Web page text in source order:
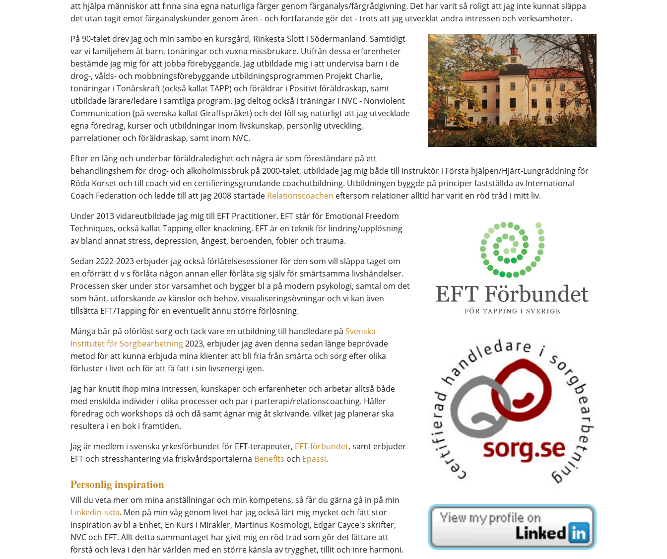
att hjälpa människor att finna sina egna naturliga färger genom färganalys/färgrådgivning. Det har varit så roligt att jag inte kunnat släppa
det utan tagit emot färganalyskunder genom åren - och fortfarande gör det - trots att jag utvecklat andra intressen och verksamheter.
På 90-talet drev jag och min sambo en kursgård, Rinkesta Slott i Södermanland. Samtidigt
var vi familjehem åt barn, tonåringar och vuxna missbrukare. Utifrån dessa erfarenheter
bestämde jag mig för att jobba förebyggande. Jag utbildade mig i att undervisa barn i de
drog-, vålds- och mobbningsförebyggande utbildningsprogrammen Projekt Charlie,
tonåringar i Tonårskraft (också kallat TAPP) och föräldrar i Positivt föräldraskap, samt
utbildade lärare/ledare i samtliga program. Jag deltog också i träningar i NVC - Nonviolent
Communication (på svenska kallat Giraffspråket) och det föll sig naturligt att jag utvecklade
egna föredrag, kurser och utbildningar inom livskunskap, personlig utveckling,
parrelationer och föräldraskap, samt inom NVC.
Efter en lång och underbar föräldraledighet och några år som föreståndare på ett
behandlingshem för drog- och alkoholmissbruk på 2000-talet, utbildade jag mig både till instruktör i Första hjälpen/Hjärt-Lungräddning för
Röda Korset och till coach vid en certifieringsgrundande coachutbildning. Utbildningen byggde på principer fastställda av International
Coach Federation och ledde till att jag 2008 startade Relationscoachen eftersom relationer alltid har varit en röd tråd i mitt liv.
Under 2013 vidareutbildade jag mig till EFT Practitioner. EFT står för Emotional Freedom
Techniques, också kallat Tapping eller knackning. EFT är en teknik för lindring/upplösning
av bland annat stress, depression, ångest, beroenden, fobier och trauma.
Sedan 2022-2023 erbjuder jag också förlåtelsesessioner för den som vill släppa taget om
en oförrätt d v s förlåta någon annan eller förlåta sig själv för smärtsamma livshändelser.
Processen sker under stor varsamhet och bygger bl a på modern psykologi, samtal om det
som hänt, utforskande av känslor och behov, visualiseringsövningar och vi kan även
tillsätta EFT/Tapping för en eventuellt ännu större förlösning.
Många bär på oförlöst sorg och tack vare en utbildning till handledare på Svenska
Institutet för Sorgbearbetning2023, erbjuder jag även denna sedan länge beprövade
metod för att kunna erbjuda mina klienter att bli fria från smärta och sorg efter olika
förluster i livet och för att få fatt i sin livsenergi igen.
Jag har knutit ihop mina intressen, kunskaper och erfarenheter och arbetar alltså både
med enskilda individer i olika processer och par i parterapi/relationscoaching. Håller
föredrag och workshops då och då samt ägnar mig åt skrivande, vilket jag planerar ska
resultera i en bok i framtiden.
Jag är medlem i svenska yrkesförbundet för EFT-terapeuter, EFT-förbundet, samt erbjuder
EFT och stresshantering via friskvårdsportalerna Benefits och Epassi.
Personlig inspiration
Vill du veta mer om mina anställningar och min kompetens, så får du gärna gå in på min
Linkedin-sida. Men på min väg genom livet har jag också lärt mig mycket och fått stor
inspiration av bl a Enhet, En Kurs i Mirakler, Martinus Kosmologi, Edgar Cayce's skrifter,
NVC och EFT. Allt detta sammantaget har givit mig en röd tråd som gör det lättare att
förstå och leva i den här världen med en större känsla av trygghet, tillit och inre harmoni.